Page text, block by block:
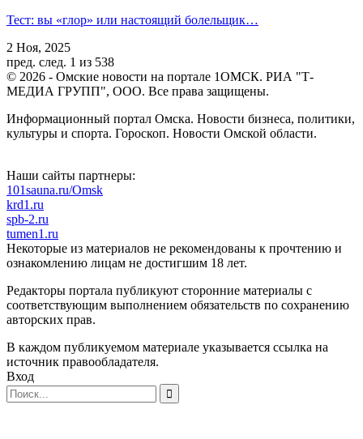
Тест: вы «глор» или настоящий болельщик…
2 Ноя, 2025
пред. след. 1 из 538
© 2026 - Омские новости на портале 1ОМСК. РИА "Т-
МЕДИА ГРУПП", ООО. Все права защищены.
Информационный портал Омска. Новости бизнеса, политики,
культуры и спорта. Гороскоп. Новости Омской области.
Наши сайты партнеры:
101sauna.ru/Omsk
krd1.ru
spb-2.ru
tumen1.ru
Некоторые из материалов не рекомендованы к прочтению и
ознакомлению лицам не достигшим 18 лет.
Редакторы портала публикуют сторонние материалы с
соответствующим выполнением обязательств по сохранению
авторских прав.
В каждом публикуемом материале указывается ссылка на
источник правообладателя.
Вход